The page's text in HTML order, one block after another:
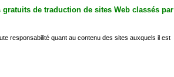
de traduction de sites Web classés par
responsabilité quant au contenu des sites auxquels il est